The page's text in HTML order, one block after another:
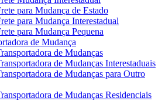
para Mudança de Estado
para Mudança Interestadual
para Mudança Pequena
de Mudança
de Mudanças
de Mudanças Interestaduais
de Mudanças para Outro
de Mudanças Residenciais